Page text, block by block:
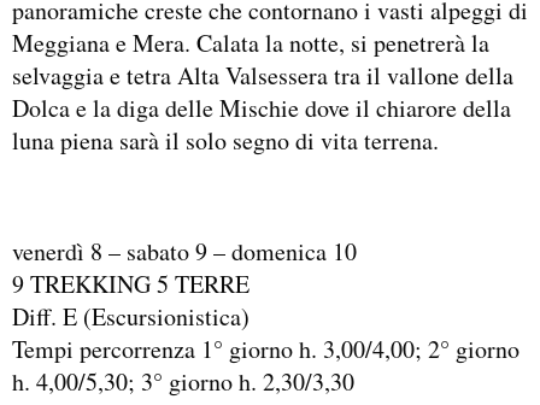
panoramiche creste che contornano i vasti alpeggi di
Meggiana e Mera. Calata la notte, si penetrerà la
selvaggia e tetra Alta Valsessera tra il vallone della
Dolca e la diga delle Mischie dove il chiarore della
luna piena sarà il solo segno di vita terrena.
venerdì 8 – sabato 9 – domenica 10
9 TREKKING 5 TERRE
Diff. E (Escursionistica)
Tempi percorrenza 1° giorno h. 3,00/4,00; 2° giorno
h. 4,00/5,30; 3° giorno h. 2,30/3,30